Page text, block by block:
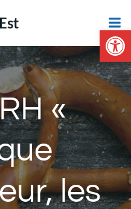
Ouvrir
au
«
les